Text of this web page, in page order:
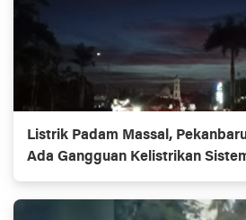
Listrik Padam Massal,
Ada Gangguan Kelistrikan